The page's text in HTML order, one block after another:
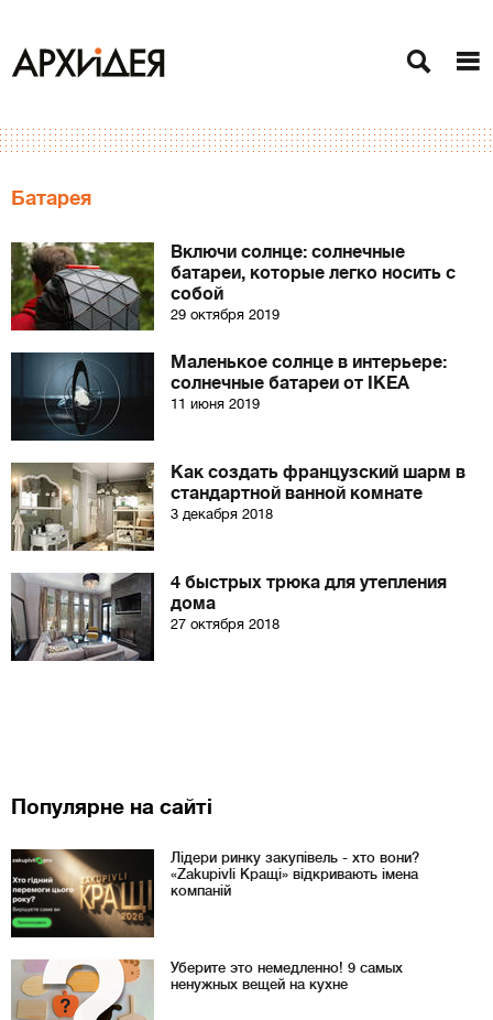
Батарея
Включи солнце: солнечные
батареи, которые легко носить с
собой
29 октября 2019
Маленькое солнце в интерьере:
солнечные батареи от IKEA
11 июня 2019
Как создать французский шарм в
стандартной ванной комнате
3 декабря 2018
4 быстрых трюка для утепления
дома
27 октября 2018
Популярне на сайті
Лідери ринку закупівель - хто вони?
«Zakupivli Кращі» відкривають імена
компаній
Уберите это немедленно! 9 самых
ненужных вещей на кухне